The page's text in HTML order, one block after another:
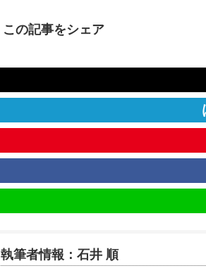
この記事をシェア
執筆者情報：石井 順